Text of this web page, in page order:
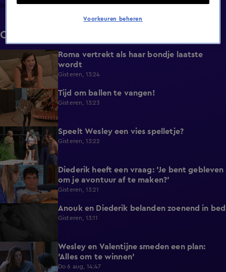
Info
Clips
Roma vertrekt als haar bondje laatste
wordt
Gisteren, 13:24
Tijd om ballen te vangen!
Gisteren, 13:23
0:48 Speelt Wesley een vies spelletje?
Gisteren, 13:22
0:37
Diederik heeft een vraag: 'Je bent gebleven
om je avontuur af te maken?'
Gisteren, 13:21
Anouk en Diederik belanden zoenend in bed
Gisteren, 13:11
0:26
Wesley en Valentijne smeden een plan:
'Alles om te winnen'
Do 6 aug, 14:47
Voorkeuren beheren